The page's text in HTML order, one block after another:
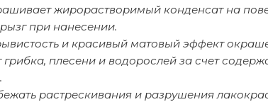
жирорастворимый конденсат на
при нанесении.
и красивый матовый эффект
плесени и водорослей за счет
растрескивания и разрушения